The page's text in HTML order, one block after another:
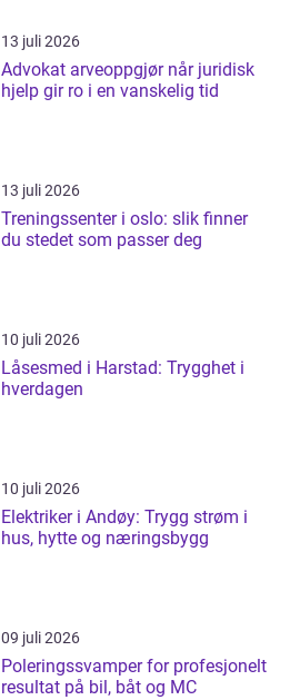
13 juli 2026
Advokat arveoppgjør når juridisk
hjelp gir ro i en vanskelig tid
13 juli 2026
Treningssenter i oslo: slik finner
du stedet som passer deg
10 juli 2026
Låsesmed i Harstad: Trygghet i
hverdagen
10 juli 2026
Elektriker i Andøy: Trygg strøm i
hus, hytte og næringsbygg
09 juli 2026
Poleringssvamper for profesjonelt
resultat på bil, båt og MC